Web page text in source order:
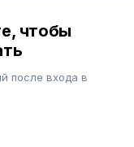
чтобы
после входа в